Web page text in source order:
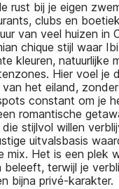
rust bij je eigen
clubs en
van veel huizen in
chique stijl waar
kleuren, natuurlijke
Hier voel je
het eiland,
constant om je
romantische
stijlvol willen
uitvalsbasis
mix. Het is een plek
terwijl je
bijna privé-karakter.